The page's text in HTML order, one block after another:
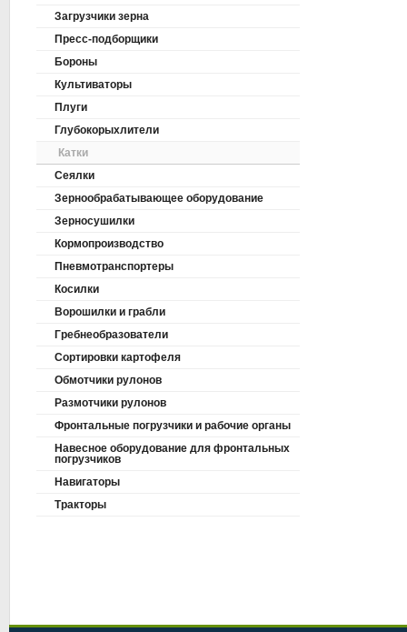
Загрузчики зерна
Пресс-подборщики
Бороны
Культиваторы
Плуги
Глубокорыхлители
Катки
Сеялки
Зернообрабатывающее оборудование
Зерносушилки
Кормопроизводство
Пневмотранспортеры
Косилки
Ворошилки и грабли
Гребнеобразователи
Сортировки картофеля
Обмотчики рулонов
Размотчики рулонов
Фронтальные погрузчики и рабочие органы
Навесное оборудование для фронтальных
погрузчиков
Навигаторы
Тракторы